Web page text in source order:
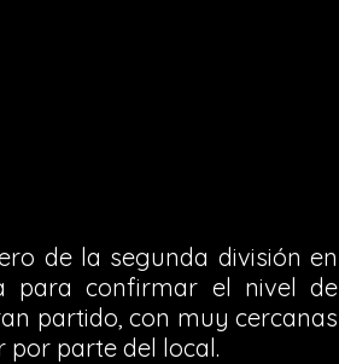
de la segunda división en
para confirmar el nivel de
partido, con muy cercanas
por parte del local.